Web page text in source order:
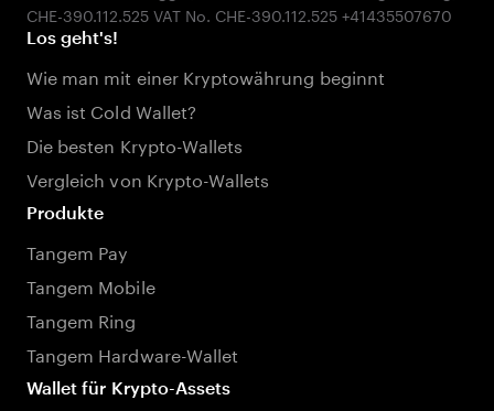
Los geht's!
Wie man mit einer Kryptowährung beginnt
Was ist Cold Wallet?
Die besten Krypto-Wallets
Vergleich von Krypto-Wallets
Produkte
Tangem Pay
Tangem Mobile
Tangem Ring
Tangem Hardware-Wallet
Wallet für Krypto-Assets